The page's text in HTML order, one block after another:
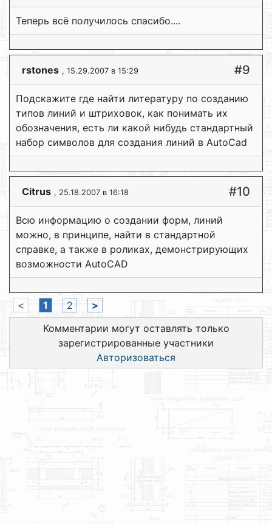
Теперь всё получилось спасибо....
rstones , 15.29.2007 в 15:29 #9
Подскажите где найти литературу по созданию
типов линий и штриховок, как понимать их
обозначения, есть ли какой нибудь стандартный
набор символов для создания линий в AutoCad
Сitrus , 25.18.2007 в 16:18 #10
Всю информацию о создании форм, линий
можно, в принципе, найти в стандартной
справке, а также в роликах, демонстрирующих
возможности AutoCAD
< 1 2
>
Комментарии могут оставлять только
зарегистрированные участники
Авторизоваться